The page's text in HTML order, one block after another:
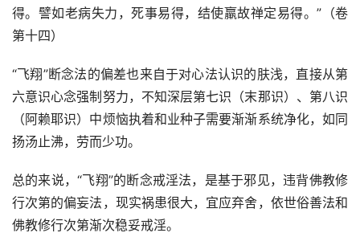
得。譬如老病失力，死事易得，结使羸故禅定易得。”（卷
第十四）
“飞翔”断念法的偏差也来自于对心法认识的肤浅，直接从第
六意识心念强制努力，不知深层第七识（末那识）、第八识
（阿赖耶识）中烦恼执着和业种子需要渐渐系统净化，如同
扬汤止沸，劳而少功。
总的来说，“飞翔”的断念戒淫法，是基于邪见，违背佛教修
行次第的偏妄法，现实祸患很大，宜应弃舍，依世俗善法和
佛教修行次第渐次稳妥戒淫。